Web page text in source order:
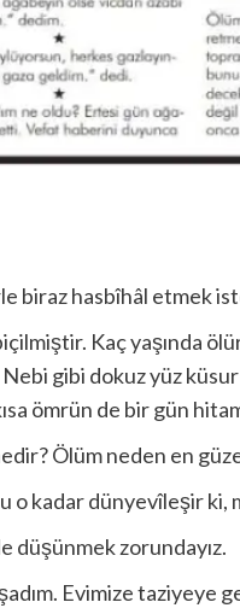
biraz hasbîhâl etmek
Kaç yaşında
gibi dokuz yüz
ömrün de bir gün
Ölüm neden en
o kadar dünyevîleşir ki,
düşünmek zorundayız.
Evimize taziyeye